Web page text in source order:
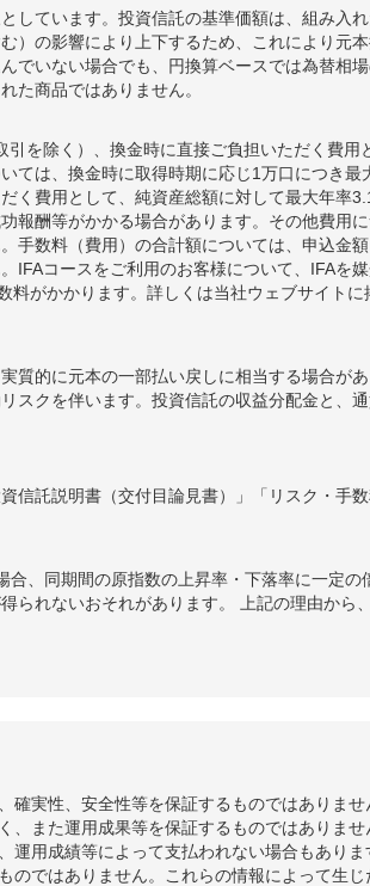
1,272,537
1,283,340
1,247,253
1,257,375
1,226,421
1,245,442
1,339,998
1,354,119
1,332,371
1,244,344
1,243,188
しています。投資信託の基準価額は、組み入
）の影響により上下するため、これにより元
でいない場合でも、円換算ベースでは為替相
た商品ではありません。
を除く）、換金時に直接ご負担いただく費用
ては、換金時に取得時期に応じ1万口につき
く費用として、純資産総額に対して最大年率
報酬等がかかる場合があります。その他費用
手数料（費用）の合計額については、申込金
IFAコースをご利用のお客様について、IFAを
がかかります。詳しくは当社ウェブサイト
質的に元本の一部払い戻しに相当する場合が
スクを伴います。投資信託の収益分配金と、
信託説明書（交付目論見書）」「リスク・手
、同期間の原指数の上昇率・下落率に一定
られないおそれがあります。 上記の理由から
実性、安全性等を保証するものではありま
また運用成果等を保証するものではありま
用成績等によって支払われない場合もあり
ではありません。これらの情報によって生じ